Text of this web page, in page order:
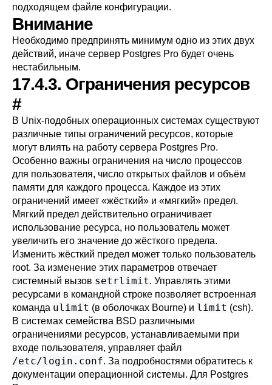
подходящем файле конфигурации.
Внимание
Необходимо предпринять минимум одно из этих двух
действий, иначе сервер Postgres Pro будет очень
нестабильным.
17.4.3. Ограничения ресурсов
#
В Unix-подобных операционных системах существуют
различные типы ограничений ресурсов, которые
могут влиять на работу сервера Postgres Pro.
Особенно важны ограничения на число процессов
для пользователя, число открытых файлов и объём
памяти для каждого процесса. Каждое из этих
ограничений имеет «жёсткий» и «мягкий» предел.
Мягкий предел действительно ограничивает
использование ресурса, но пользователь может
увеличить его значение до жёсткого предела.
Изменить жёсткий предел может только пользователь
root. За изменение этих параметров отвечает
системный вызов setrlimit. Управлять этими
ресурсами в командной строке позволяет встроенная
команда ulimit (в оболочках Bourne) и limit (csh).
В системах семейства BSD различными
ограничениями ресурсов, устанавливаемыми при
входе пользователя, управляет файл
/etc/login.conf. За подробностями обратитесь к
документации операционной системы. Для Postgres